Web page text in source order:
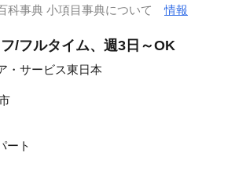
科事典 小項目事典について情報
/フルタイム、週3日～OK
・サービス東日本
ート